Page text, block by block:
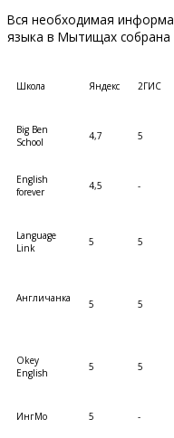
Вся необходимая
языка в Мытищах собрана
Школа Яндекс 2ГИС
Big Ben
School
4,7 5
English
forever
4,5 -
Language
Link
5 5
Англичанка 5 5
Okey
English
5 5
ИнгМо 5 -